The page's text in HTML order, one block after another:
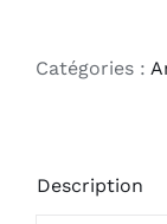
/
Catégories :
Description